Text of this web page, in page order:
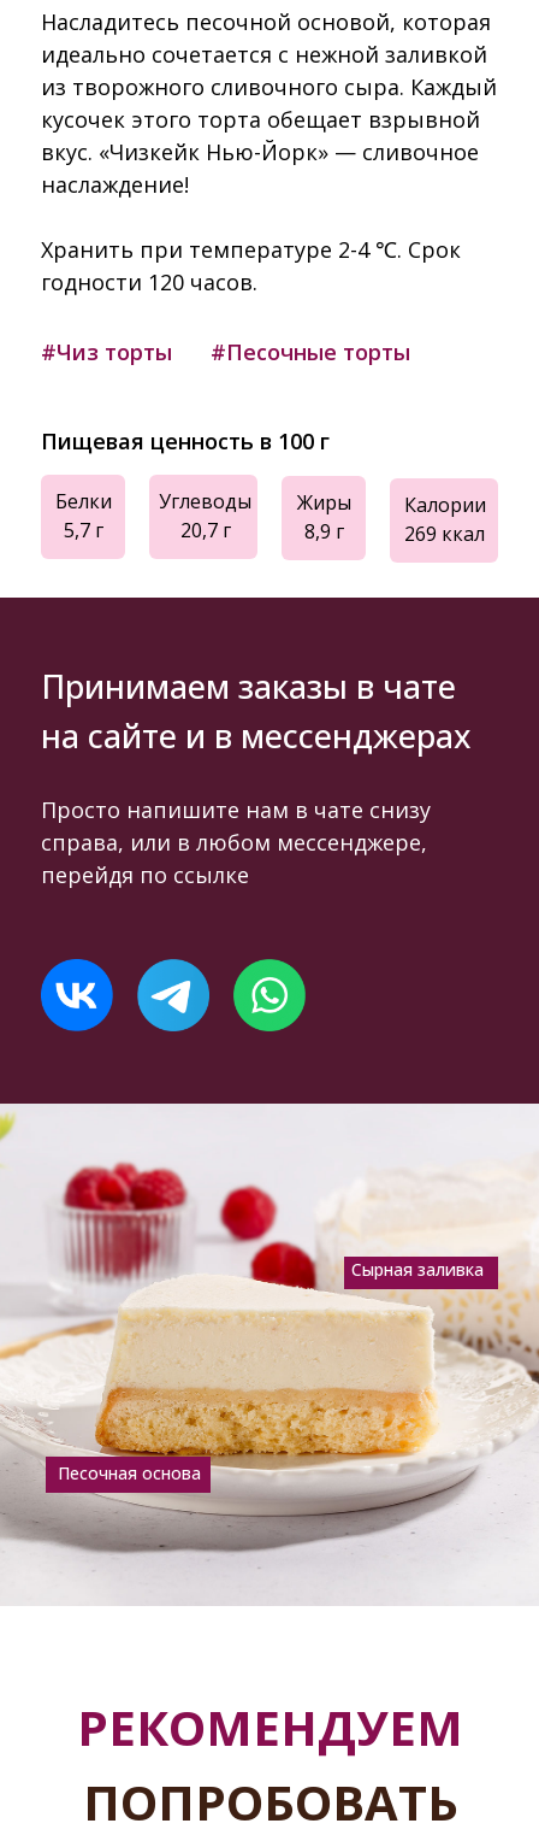
Насладитесь песочной основой, которая
идеально сочетается с нежной заливкой
из творожного сливочного сыра. Каждый
кусочек этого торта обещает взрывной
вкус. «Чизкейк Нью-Йорк» — сливочное
наслаждение!
Хранить при температуре 2-4 ℃. Срок
годности 120 часов.
#Чиз торты #Песочные торты
Белки
5,7 г
Жиры
8,9 г
Углеводы
20,7 г
Калории
269 ккал
Пищевая ценность в 100 г
Принимаем заказы в чате
на сайте и в мессенджерах
Просто напишите нам в чате снизу
справа, или в любом мессенджере,
перейдя по ссылке
Сырная заливка
Песочная основа
РЕКОМЕНДУЕМ
ПОПРОБОВАТЬ